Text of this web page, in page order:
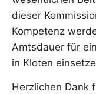
dieser
Kompetenz
Amtsdauer für
in Kloten
Herzlichen Dank